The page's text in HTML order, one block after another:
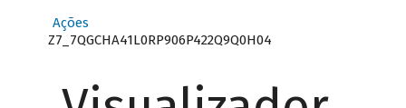
Ações
Z7_7QGCHA41L0RP906P422Q9Q0H04